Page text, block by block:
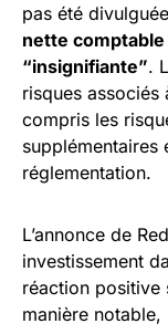
pas été
nette
“insignifiante”.
risques
compris les
supplémentaires
réglementation.
L’annonce de
investissement
réaction positive
manière notable,